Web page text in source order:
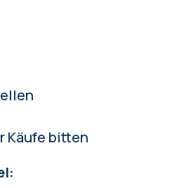
Käufe bitten